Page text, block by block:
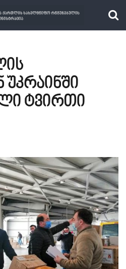
უკრაინში
ტვირთი